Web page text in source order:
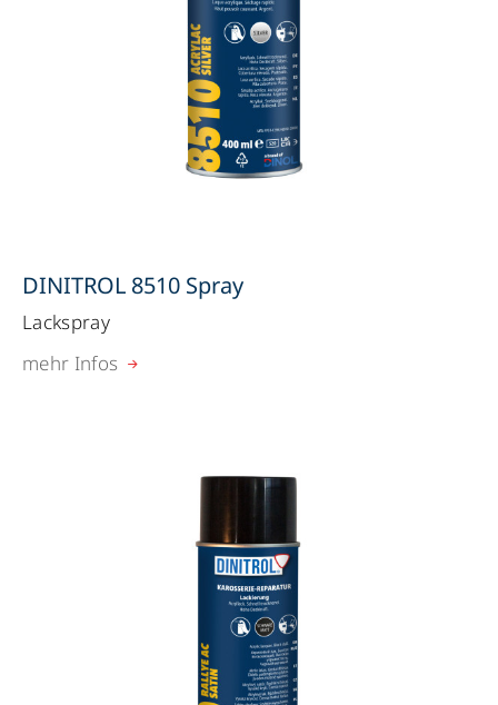
DINITROL 8510 Spray
Lackspray
mehr Infos